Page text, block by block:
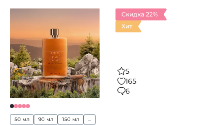
Скидка 22%
Хит
5
165
6
50 мл 90 мл 150 мл ...